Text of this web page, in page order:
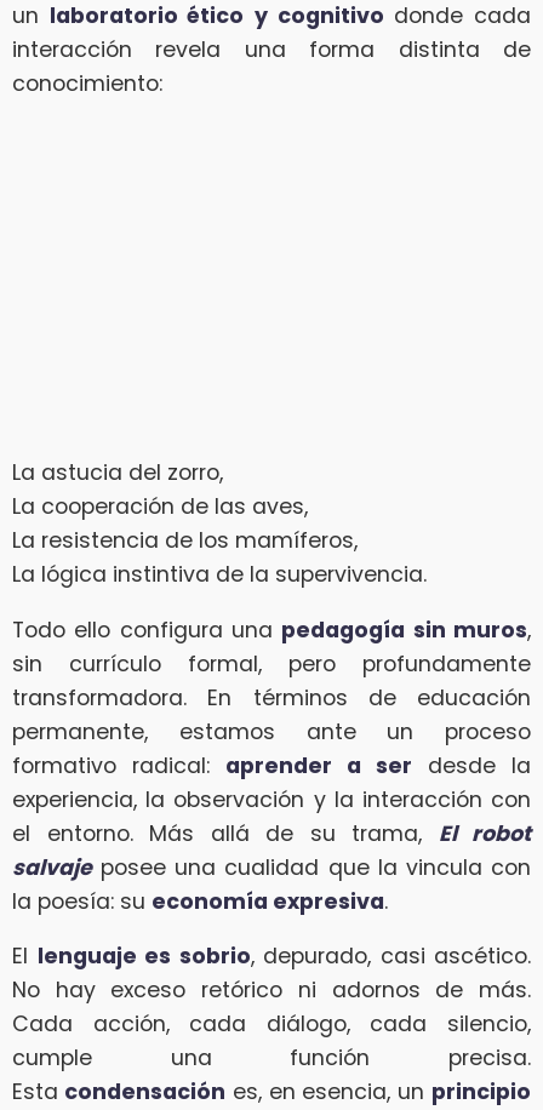
un laboratorio ético y cognitivo donde cada
interacción revela una forma distinta de
conocimiento:
La astucia del zorro,
La cooperación de las aves,
La resistencia de los mamíferos,
La lógica instintiva de la supervivencia.
Todo ello configura una pedagogía sin muros,
sin currículo formal, pero profundamente
transformadora. En términos de educación
permanente, estamos ante un proceso
formativo radical: aprender a ser desde la
experiencia, la observación y la interacción con
el entorno. Más allá de su trama, El robot
salvajeposee una cualidad que la vincula con
la poesía: su economía expresiva.
El lenguaje es sobrio, depurado, casi ascético.
No hay exceso retórico ni adornos de más.
Cada acción, cada diálogo, cada silencio,
cumple una función precisa.
Esta condensación es, en esencia, un principio